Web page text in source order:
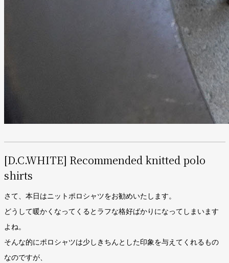
[D.C.WHITE] Recommended knitted polo
shirts
さて、本日はニットポロシャツをお勧めいたします。
どうして暖かくなってくるとラフな格好ばかりになってしまいます
よね。
そんな的にポロシャツは少しきちんとした印象を与えてくれるもの
なのですが、